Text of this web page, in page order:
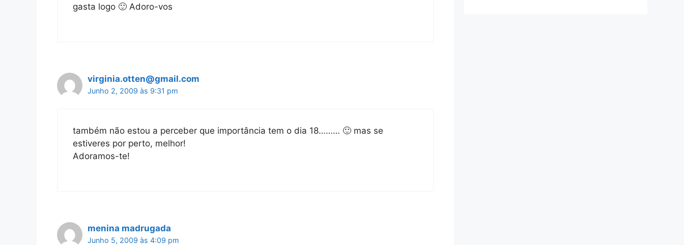
gasta logo 🙂 Adoro-vos
virginia.otten@gmail.com
Junho 2, 2009 às 9:31 pm
também não estou a perceber que importância tem o dia 18……… 🙂 mas se
estiveres por perto, melhor!
Adoramos-te!
menina madrugada
Junho 5, 2009 às 4:09 pm